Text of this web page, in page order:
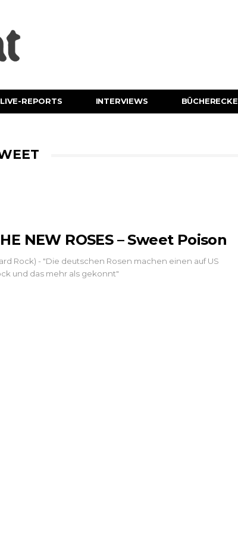
LIVE-REPORTS INTERVIEWS BÜCHERECKE
NEW ROSES – Sweet Poison
Rock) - "Die deutschen Rosen machen einen auf US
und das mehr als gekonnt"